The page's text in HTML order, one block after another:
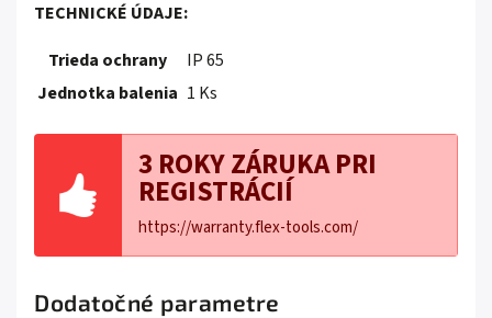
TECHNICKÉ ÚDAJE:
Trieda ochrany
IP 65
Jednotka balenia 1 Ks
3 ROKY ZÁRUKA PRI
REGISTRÁCIÍ
https://warranty.flex-tools.com/
Dodatočné parametre